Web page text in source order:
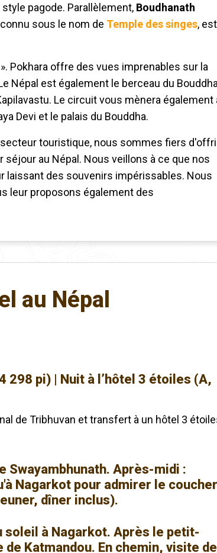
pagode. Parallèlement, Boudhanath
sous le nom de Temple des singes, est
Pokhara offre des vues imprenables sur la
Népal est également le berceau du
Le circuit vous mènera également
Devi et le palais du Bouddha.
touristique, nous sommes fiers
au Népal. Nous veillons à ce que nos
laissant des souvenirs impérissables. Nous
leur proposons également des
au Népal
298 pi) | Nuit à l’hôtel 3 étoiles (A,
de Tribhuvan et transfert à un hôtel 3
Swayambhunath. Après-midi :
Nagarkot pour admirer le coucher
dîner inclus).
soleil à Nagarkot. Après le petit-
Katmandou. En chemin, visite de